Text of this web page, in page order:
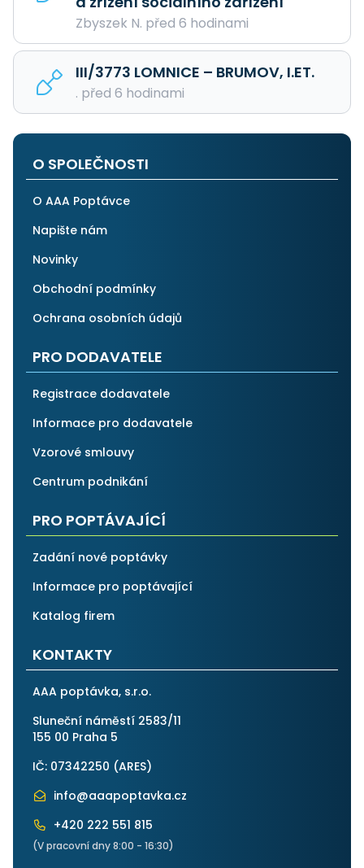
Zbyszek N. před 6 hodinami
III/3773 LOMNICE – BRUMOV, I.ET.
. před 6 hodinami
O SPOLEČNOSTI
O AAA Poptávce
Napište nám
Novinky
Obchodní podmínky
Ochrana osobních údajů
PRO DODAVATELE
Registrace dodavatele
Informace pro dodavatele
Vzorové smlouvy
Centrum podnikání
PRO POPTÁVAJÍCÍ
Zadání nové poptávky
Informace pro poptávající
Katalog firem
KONTAKTY
AAA poptávka, s.r.o.
Sluneční náměstí 2583/11
155 00 Praha 5
IČ: 07342250 (ARES)
info@aaapoptavka.cz
+420 222 551 815
(V pracovní dny 8:00 - 16:30)